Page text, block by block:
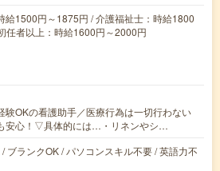
給1500円～1875円 / 介護福祉士：時給1800
任者以上：時給1600円～2000円
験OKの看護助手／医療行為は一切行わない
安心！▽具体的には…・リネンやシ…
ブランクOK / パソコンスキル不要 / 英語力不